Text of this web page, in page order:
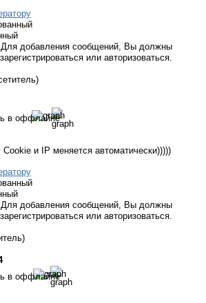
Для добавления сообщений, Вы должны
зарегистрироваться или авторизоваться.
и IP меняется автоматически)))))
Для добавления сообщений, Вы должны
зарегистрироваться или авторизоваться.